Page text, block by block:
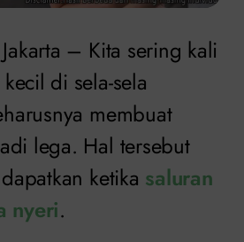
– Kita sering kali
di sela-sela
membuat
lega. Hal tersebut
ketika saluran
nyeri.